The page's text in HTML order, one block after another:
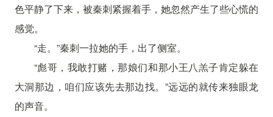
色平静了下来，被秦刺紧握着手，她忽然产生了些心慌的
感觉。
“走。”秦刺一拉她的手，出了侧室。
“彪哥，我敢打赌，那娘们和那小王八羔子肯定躲在
大洞那边，咱们应该先去那边找。”远远的就传来独眼龙
的声音。